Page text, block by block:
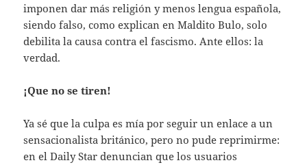
imponen dar más religión y menos lengua española,
siendo falso, como explican en Maldito Bulo, solo
debilita la causa contra el fascismo. Ante ellos: la
verdad.
¡Que no se tiren!
Ya sé que la culpa es mía por seguir un enlace a un
sensacionalista británico, pero no pude reprimirme:
en el Daily Star denuncian que los usuarios